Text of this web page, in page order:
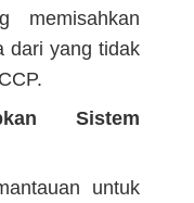
memisahkan
dari yang tidak
Sistem
untuk